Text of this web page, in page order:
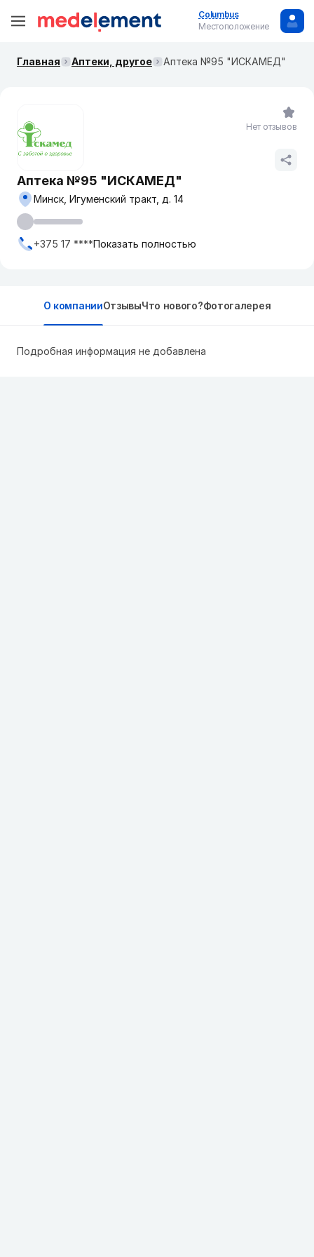
Columbus
Местоположение
Главная Аптеки, другое Аптека №95 "ИСКАМЕД"
Аптека №95 "ИСКАМЕД"
Минск, Игуменский тракт, д. 14
+375 17 ****Показать полностью
Нет отзывов
О компанииОтзывыЧто нового?Фотогалерея
Подробная информация не добавлена